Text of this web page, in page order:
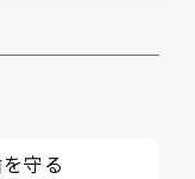
守る